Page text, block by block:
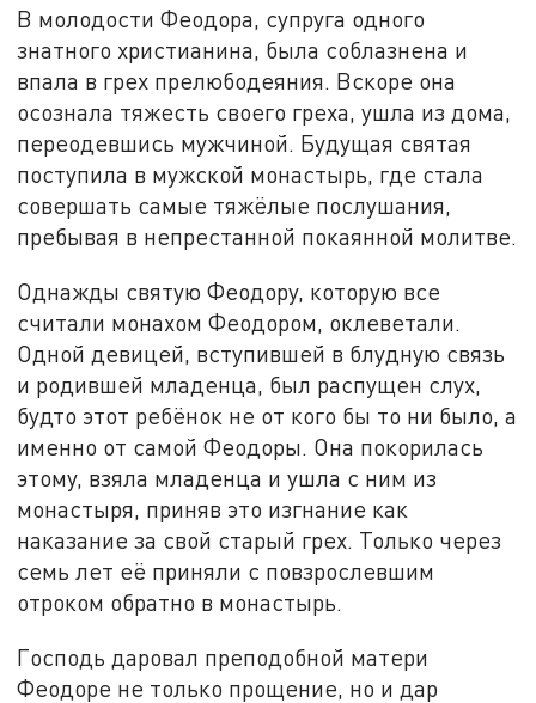
В молодости Феодора, супруга одного
знатного христианина, была соблазнена и
впала в грех прелюбодеяния. Вскоре она
осознала тяжесть своего греха, ушла из дома,
переодевшись мужчиной. Будущая святая
поступила в мужской монастырь, где стала
совершать самые тяжёлые послушания,
пребывая в непрестанной покаянной молитве.
Однажды святую Феодору, которую все
считали монахом Феодором, оклеветали.
Одной девицей, вступившей в блудную связь
и родившей младенца, был распущен слух,
будто этот ребёнок не от кого бы то ни было, а
именно от самой Феодоры. Она покорилась
этому, взяла младенца и ушла с ним из
монастыря, приняв это изгнание как
наказание за свой старый грех. Только через
семь лет её приняли с повзрослевшим
отроком обратно в монастырь.
Господь даровал преподобной матери
Феодоре не только прощение, но и дар